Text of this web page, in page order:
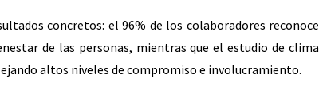
concretos: el 96% de los colaboradores reconoce
de las personas, mientras que el estudio de clima
altos niveles de compromiso e involucramiento.